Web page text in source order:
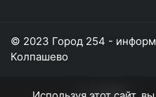
© 2023 Город 254 -
Колпашево